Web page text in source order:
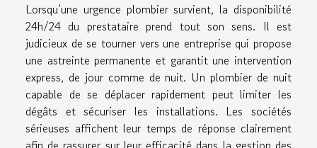
Lorsqu’une urgence plombier survient, la disponibilité
24h/24 du prestataire prend tout son sens. Il est
judicieux de se tourner vers une entreprise qui propose
une astreinte permanente et garantit une intervention
express, de jour comme de nuit. Un plombier de nuit
capable de se déplacer rapidement peut limiter les
dégâts et sécuriser les installations. Les sociétés
sérieuses affichent leur temps de réponse clairement